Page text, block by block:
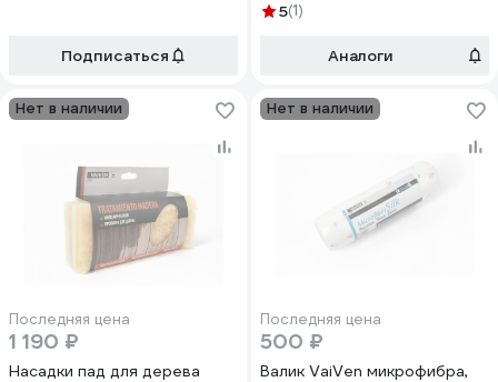
Подписаться
5(1)
Аналоги
Нет в наличии
Последняя цена
1 190 ₽
Насадки пад для дерева
Нет в наличии
Последняя цена
500 ₽
Валик VaiVen микрофибра,